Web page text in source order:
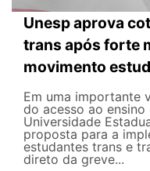
Unesp aprova
trans após forte
movimento
Em uma importante
do acesso ao ensino
Universidade
proposta para a
estudantes trans e
direto da greve...